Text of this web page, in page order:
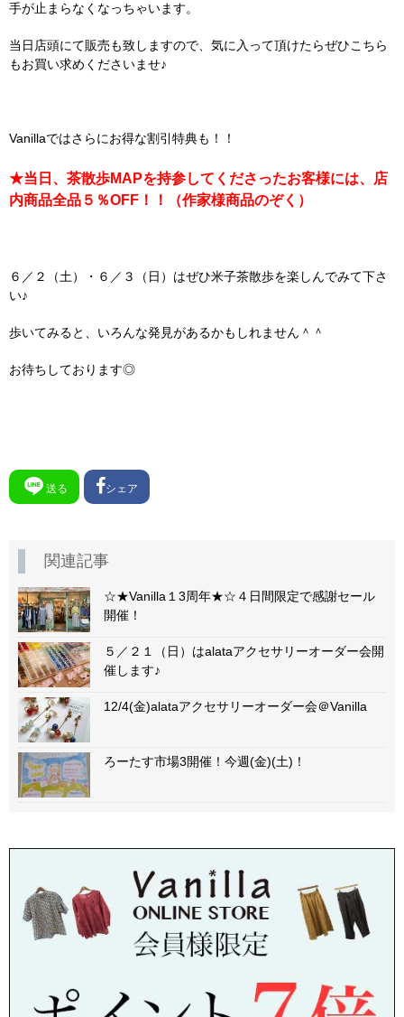
手が止まらなくなっちゃいます。
当日店頭にて販売も致しますので、気に入って頂けたらぜひこちら
もお買い求めくださいませ♪
Vanillaではさらにお得な割引特典も！！
★当日、茶散歩MAPを持参してくださったお客様には、店
内商品全品５％OFF！！（作家様商品のぞく）
６／２（土）・６／３（日）はぜひ米子茶散歩を楽しんでみて下さ
い♪
歩いてみると、いろんな発見があるかもしれません＾＾
お待ちしております◎
送る シェア
関連記事
☆★Vanilla１3周年★☆４日間限定で感謝セール
開催！
５／２１（日）はalataアクセサリーオーダー会開
催します♪
12/4(金)alataアクセサリーオーダー会＠Vanilla
ろーたす市場3開催！今週(金)(土)！